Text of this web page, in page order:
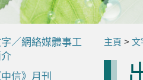
／網絡媒體事工
中信》月刊
主頁 > 文